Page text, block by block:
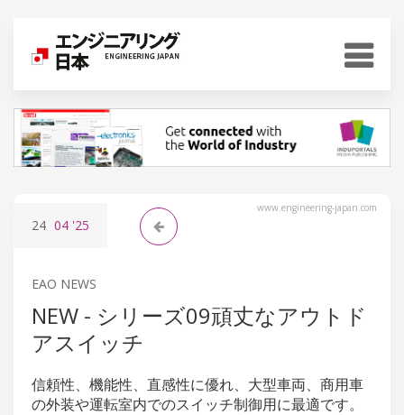
www.engineering-japan.com
24 04 '25
EAO NEWS
NEW - シリーズ09頑丈なアウトド
アスイッチ
信頼性、機能性、直感性に優れ、大型車両、商用車
の外装や運転室内でのスイッチ制御用に最適です。